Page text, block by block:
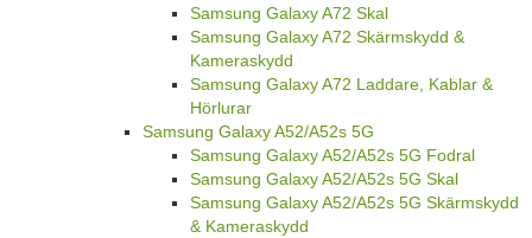
Samsung Galaxy A72 Skal
Samsung Galaxy A72 Skärmskydd &
Kameraskydd
Samsung Galaxy A72 Laddare, Kablar &
Hörlurar
Samsung Galaxy A52/A52s 5G
Samsung Galaxy A52/A52s 5G Fodral
Samsung Galaxy A52/A52s 5G Skal
Samsung Galaxy A52/A52s 5G Skärmskydd
& Kameraskydd